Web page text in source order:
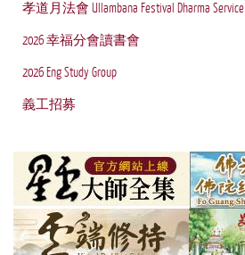
孝道月法會 Ullambana Festival Dharma Service
2026 幸福分會讀書會
2026 Eng Study Group
義工招募